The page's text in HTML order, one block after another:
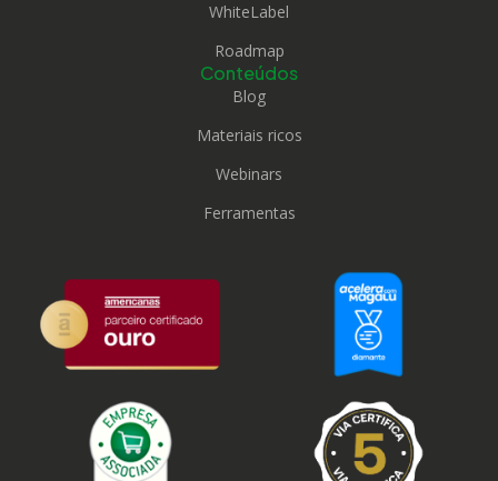
WhiteLabel
Roadmap
Conteúdos
Blog
Materiais ricos
Webinars
Ferramentas